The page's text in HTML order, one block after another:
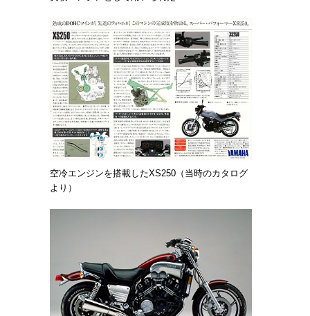
空冷エンジンを搭載したXS250（当時のカタログ
より）